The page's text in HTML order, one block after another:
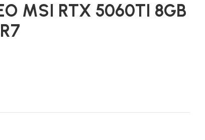
MSI RTX 5060TI 8GB